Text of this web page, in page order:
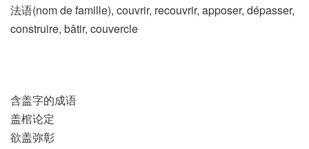
法语(nom de famille)​, couvrir, recouvrir, apposer, dépasser,
construire, bâtir, couvercle
含盖字的成语
盖棺论定
欲盖弥彰